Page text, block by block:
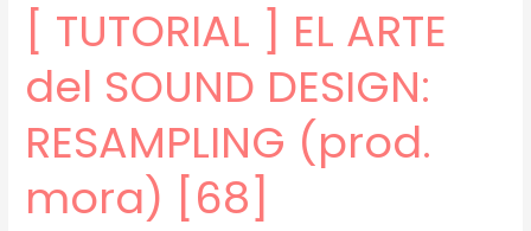
[ TUTORIAL ] EL ARTE
del SOUND DESIGN:
RESAMPLING (prod.
mora) [68]